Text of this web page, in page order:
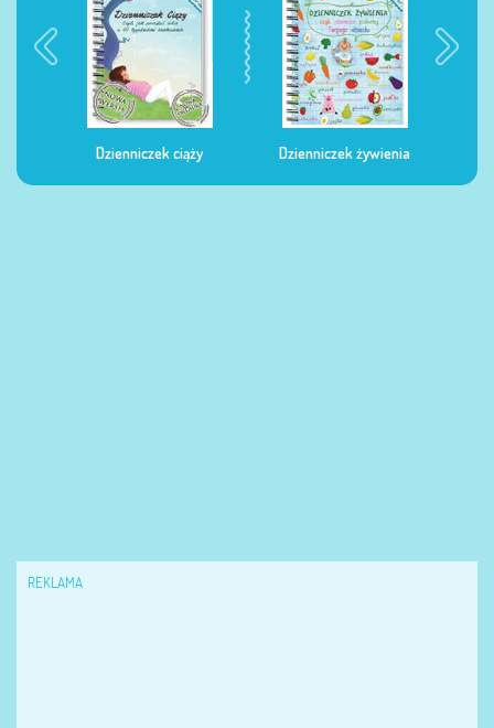
Dzienniczek ciąży Dzienniczek żywienia
REKLAMA